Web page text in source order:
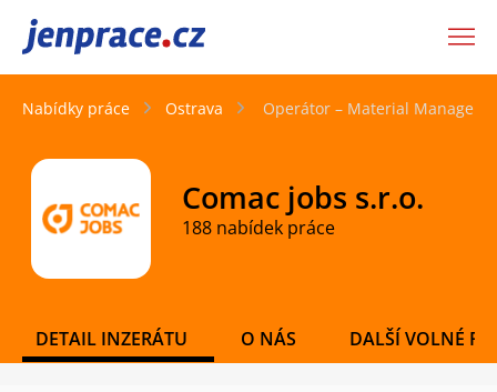
JenPráce.cz
Nabídky práce Ostrava Operátor – Material
Comac jobs s.r.o.
188 nabídek práce
DETAIL INZERÁTU O NÁS DALŠÍ VOLNÉ